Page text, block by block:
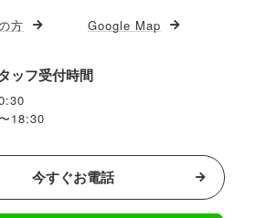
方 Google Map
ッフ受付時間
18:30
今すぐお電話